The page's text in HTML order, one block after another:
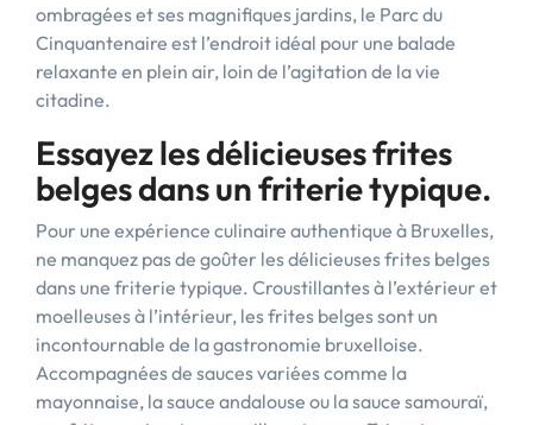
ombragées et ses magnifiques jardins, le Parc du
Cinquantenaire est l’endroit idéal pour une balade
relaxante en plein air, loin de l’agitation de la vie
citadine.
Essayez les délicieuses frites
belges dans un friterie typique.
Pour une expérience culinaire authentique à Bruxelles,
ne manquez pas de goûter les délicieuses frites belges
dans une friterie typique. Croustillantes à l’extérieur et
moelleuses à l’intérieur, les frites belges sont un
incontournable de la gastronomie bruxelloise.
Accompagnées de sauces variées comme la
mayonnaise, la sauce andalouse ou la sauce samouraï,